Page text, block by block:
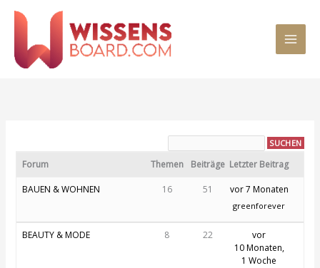
Inhalt
Forum Themen Beiträge Letzter Beitrag
BAUEN & WOHNEN 16 51 vor 7 Monaten
greenforever
BEAUTY & MODE 8 22
vor
10 Monaten,
1 Woche